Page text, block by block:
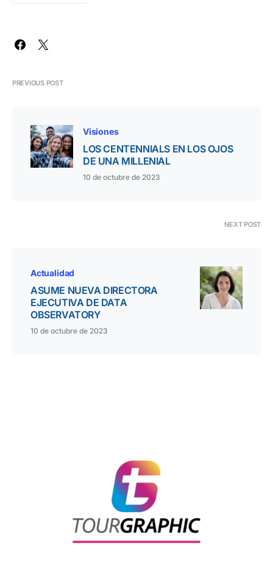
PREVIOUS POST
Visiones
LOS CENTENNIALS EN LOS OJOS
DE UNA MILLENIAL
10 de octubre de 2023
NEXT POST
Actualidad
ASUME NUEVA DIRECTORA
EJECUTIVA DE DATA
OBSERVATORY
10 de octubre de 2023